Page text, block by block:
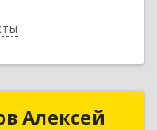
Алексей
Алексей